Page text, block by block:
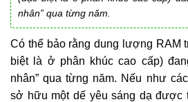
nhân” qua từng năm.
Có thể bảo rằng dung lượng RAM
biệt là ở phân khúc cao cấp)
nhân” qua từng năm. Nếu như
sở hữu một dế yêu sáng dạ được